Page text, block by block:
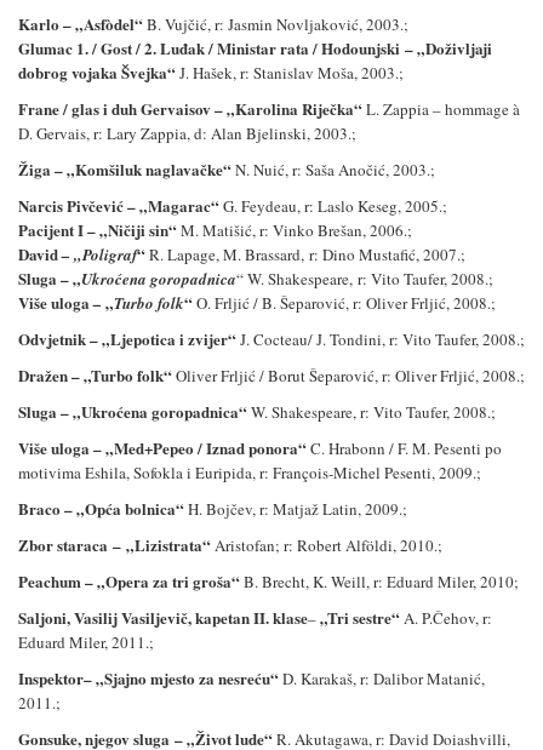
Karlo –„Asfòdel“B. Vujčić, r: Jasmin Novljaković, 2003.;
Glumac 1. / Gost / 2. Luđak / Ministar rata / Hodounjski –„Doživljaji
dobrog vojaka Švejka“J. Hašek, r: Stanislav Moša, 2003.;
Frane / glas i duh Gervaisov –„Karolina Riječka“L. Zappia – hommage à
D. Gervais, r: Lary Zappia, d: Alan Bjelinski, 2003.;
Žiga –„Komšiluk naglavačke“N. Nuić, r: Saša Anočić, 2003.;
Narcis Pivčević– „Magarac“G. Feydeau, r: Laslo Keseg, 2005.;
Pacijent I– „Ničiji sin“M. Matišić, r: Vinko Brešan, 2006.;
David– „Poligraf“R. Lapage, M. Brassard, r: Dino Mustafić, 2007.;
Sluga – „Ukroćena goropadnica“W. Shakespeare, r: Vito Taufer, 2008.;
Više uloga– „Turbo folk“O. Frljić / B. Šeparović, r: Oliver Frljić, 2008.;
Odvjetnik –„Ljepotica i zvijer“J. Cocteau/ J. Tondini, r: Vito Taufer, 2008.;
Dražen– „Turbo folk“Oliver Frljić / Borut Šeparović, r: Oliver Frljić, 2008.;
Sluga –„Ukroćena goropadnica“W. Shakespeare, r: Vito Taufer, 2008.;
Više uloga – „Med+Pepeo / Iznad ponora“C. Hrabonn / F. M. Pesenti po
motivima Eshila, Sofokla i Euripida, r: François-Michel Pesenti, 2009.;
Braco – „Opća bolnica“H. Bojčev, r: Matjaž Latin, 2009.;
Zbor staraca – „Lizistrata“ Aristofan; r: Robert Alföldi, 2010.;
Peachum – „Opera za tri groša“B. Brecht, K. Weill, r: Eduard Miler, 2010;
Saljoni, Vasilij Vasiljevič, kapetan II. klase–„Tri sestre“ A. P.Čehov, r:
Eduard Miler, 2011.;
Inspektor– „Sjajno mjesto za nesreću“D. Karakaš, r: Dalibor Matanić,
2011.;
Gonsuke, njegov sluga –„Život lude“R. Akutagawa, r: David Doiashvilli,